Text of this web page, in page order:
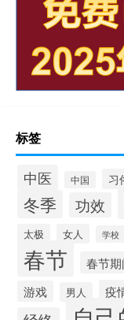
标签
中医 中国 习
冬季 功效
太极 女人 学校
春节 春节
游戏 男人 疫